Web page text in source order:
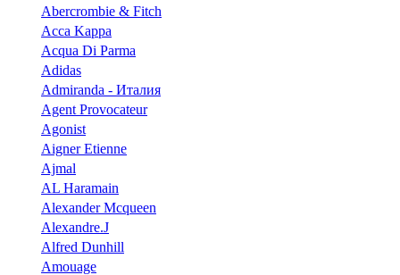
Abercrombie & Fitch
Acca Kappa
Acqua Di Parma
Adidas
Admiranda - Италия
Agent Provocateur
Agonist
Aigner Etienne
Ajmal
AL Haramain
Alexander Mcqueen
Alexandre.J
Alfred Dunhill
Amouage